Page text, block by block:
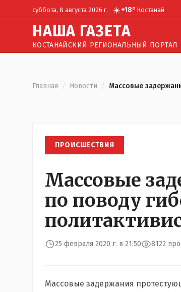
суббота, 8 августа 2026 г. ☀️+18° Костанай
НАША ГАЗЕТА
КОСТАНАЙСКИЙ РЕГИОНАЛЬНЫЙ ПОРТАЛ
Главная / Новости / Массовые
ПРОИСШЕСТВИЯ
Массовые
по поводу
25 февраля 2020 г. в 21:50 8122
Массовые задержания